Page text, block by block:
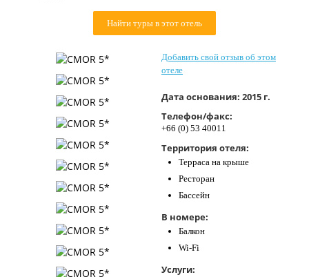
Найти туры в этот отель
Добавить свой отзыв об этом
отеле
Дата основания: 2015 г.
Телефон/факс:
+66 (0) 53 40011
Территория отеля:
Терраса на крыше
Ресторан
Бассейн
В номере:
Балкон
Wi-Fi
Услуги: